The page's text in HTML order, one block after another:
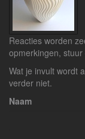
Reacties worden
opmerkingen,
Wat je invult wordt
verder niet.
Naam